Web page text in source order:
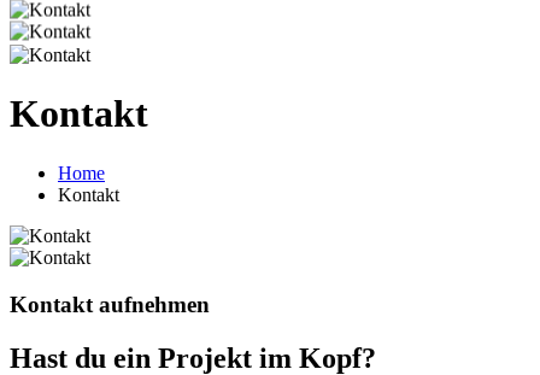
Kontakt
Home
Kontakt
Kontakt aufnehmen
Hast du ein Projekt im Kopf?